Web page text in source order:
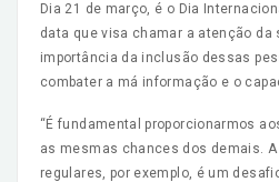
Dia 21 de março, é o Dia
data que visa chamar a atenção da
importância da inclusão dessas
combater a má informação e o
“É fundamental proporcionarmos
as mesmas chances dos demais.
regulares, por exemplo, é um